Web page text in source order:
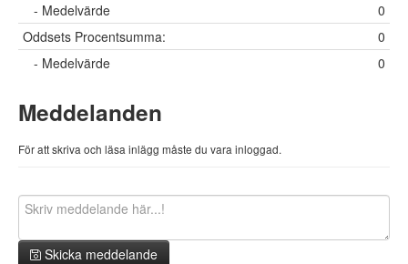
- Medelvärde
0
Oddsets Procentsumma:
0
- Medelvärde
0
Meddelanden
För att skriva och läsa inlägg måste du vara inloggad.
Skicka meddelande